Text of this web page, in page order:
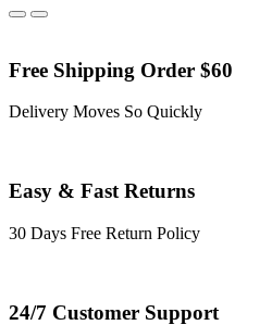
Free Shipping Order $60
Delivery Moves So Quickly
Easy & Fast Returns
30 Days Free Return Policy
24/7 Customer Support